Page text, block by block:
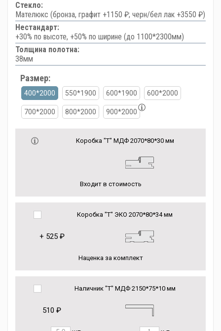
Стекло:
Мателюкс (бронза, графит +1150 ₽; черн/бел лак +3550 ₽)
Нестандарт:
+30% по высоте, +50% по ширине (до 1100*2300мм)
Толщина полотна:
38мм
Размер:
400*2000 550*1900 600*1900 600*2000
700*2000 800*2000 900*2000
Коробка "Т" МДФ 2070*80*30 мм
Входит в стоимость
Коробка "Т" ЭКО 2070*80*34 мм
+ 525 ₽
Наценка за комплект
Наличник "Т" МДФ 2150*75*10 мм
510 ₽